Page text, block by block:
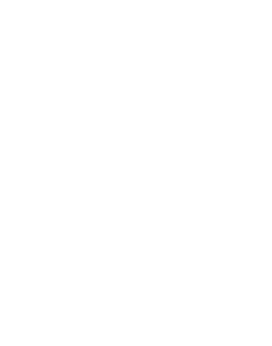
de l’Épée
by-hindbag.fr